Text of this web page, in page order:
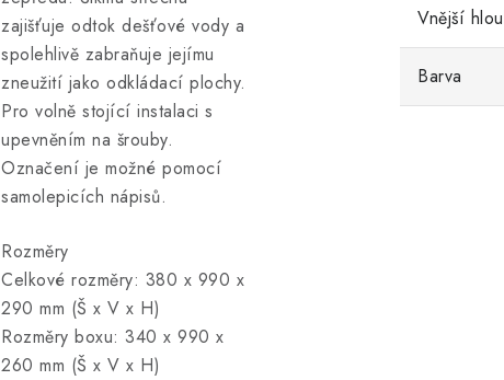
zajišťuje odtok dešťové vody a
spolehlivě zabraňuje jejímu
zneužití jako odkládací plochy.
Pro volně stojící instalaci s
upevněním na šrouby.
Označení je možné pomocí
samolepicích nápisů.
Rozměry
Celkové rozměry: 380 x 990 x
290 mm (Š x V x H)
Rozměry boxu: 340 x 990 x
260 mm (Š x V x H)
Vnější
Barva